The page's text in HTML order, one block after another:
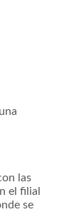
las
el filial
se